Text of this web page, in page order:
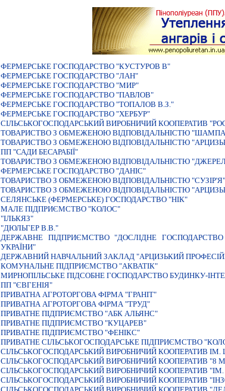
ФЕРМЕРСЬКЕ ГОСПОДАРСТВО "КУСТУРОВ В"
ФЕРМЕРСЬКЕ ГОСПОДАРСТВО "ЛАН"
ФЕРМЕРСЬКЕ ГОСПОДАРСТВО "МИР"
ФЕРМЕРСЬКЕ ГОСПОДАРСТВО "ПАВЛОВ"
ФЕРМЕРСЬКЕ ГОСПОДАРСТВО "ТОПАЛОВ В.З."
ФЕРМЕРСЬКЕ ГОСПОДАРСТВО "ХЕРБУР"
СІЛЬСЬКОГОСПОДАРСЬКИЙ ВИРОБНИЧИЙ КООПЕРАТИВ
ТОВАРИСТВО З ОБМЕЖЕНОЮ ВIДПОВIДАЛЬНIСТЮ
ТОВАРИСТВО З ОБМЕЖЕНОЮ ВІДПОВІДАЛЬНІСТЮ
ПП "САДИ БЕСАРАБІЇ"
ТОВАРИСТВО З ОБМЕЖЕНОЮ ВІДПОВІДАЛЬНІСТЮ
ФЕРМЕРСЬКЕ ГОСПОДАРСТВО "ДАНIС"
ТОВАРИСТВО З ОБМЕЖЕНОЮ ВІДПОВІДАЛЬНІСТЮ "СУЗІР'Я"
ТОВАРИСТВО З ОБМЕЖЕНОЮ ВIДПОВIДАЛЬНIСТЮ
СЕЛЯНСЬКЕ (ФЕРМЕРСЬКЕ) ГОСПОДАРСТВО "НІК"
МАЛЕ ПIДПРИЄМСТВО "КОЛОС"
"IЛЬКЯЗ"
"ДЮЛЬГЕР В.В."
ДЕРЖАВНЕ ПIДПРИЄМСТВО "ДОСЛIДНЕ
УКРАЇНИ"
ДЕРЖАВНИЙ НАВЧАЛЬНИЙ ЗАКЛАД "АРЦИЗЬКИЙ
КОМУНАЛЬНЕ ПIДПРИЄМСТВО "АКВАТIК"
МИРНОПIЛЬСЬКЕ ПIДСОБНЕ ГОСПОДАРСТВО БУДИНКУ-
ПП "ЄВГЕНІЯ"
ПРИВАТНА АГРОТОРГОВА ФIРМА "ГРАНIТ"
ПРИВАТНА АГРОТОРГОВА ФIРМА "ТРУД"
ПРИВАТНЕ ПIДПРИЄМСТВО "АБК АЛЬЯНС"
ПРИВАТНЕ ПIДПРИЄМСТВО "КУЦАРЕВ"
ПРИВАТНЕ ПIДПРИЄМСТВО "ФЕНIКС"
ПРИВАТНЕ СІЛЬСЬКОГОСПОДАРСЬКЕ ПІДПРИЄМСТВО
СIЛЬСЬКОГОСПОДАРСЬКИЙ ВИРОБНИЧИЙ КООПЕРАТИВ IМ.
СІЛЬСЬКОГОСПОДАРСЬКИЙ ВИРОБНИЧИЙ КООПЕРАТИВ "8
СІЛЬСЬКОГОСПОДАРСЬКИЙ ВИРОБНИЧИЙ КООПЕРАТИВ
СІЛЬСЬКОГОСПОДАРСЬКИЙ ВИРОБНИЧИЙ КООПЕРАТИВ